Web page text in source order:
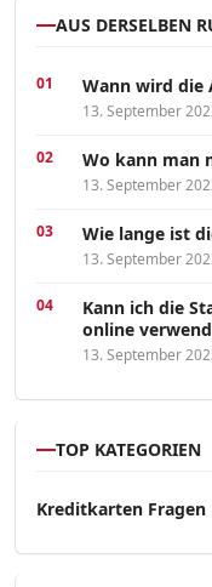
AUS DERSELBEN
Wann wird die
13. September
Wo kann man
13. September
Wie lange ist
13. September
Kann ich die
online
13. September
TOP KATEGORIEN
Kreditkarten Fragen